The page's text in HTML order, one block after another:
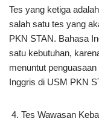
Tes yang ketiga
salah satu tes yang
PKN STAN. Bahasa
satu kebutuhan,
menuntut
Inggris di USM PKN
Tes Wawasan